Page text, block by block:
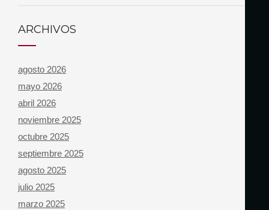
ARCHIVOS
agosto 2026
mayo 2026
abril 2026
noviembre 2025
octubre 2025
septiembre 2025
agosto 2025
julio 2025
marzo 2025